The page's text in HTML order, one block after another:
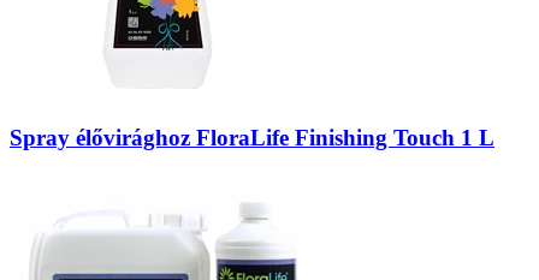
Spray élővirághoz FloraLife Finishing Touch 1 L